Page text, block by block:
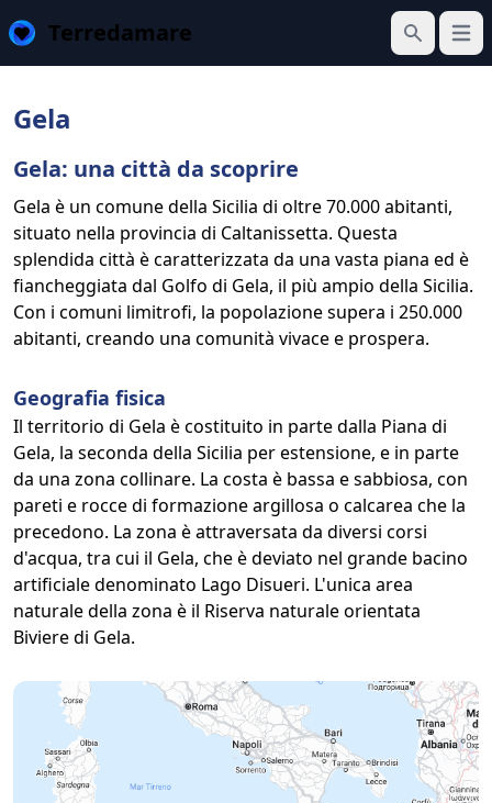
Terredamare
Cerca
Apri
Gela
Gela: una città da scoprire
Gela è un comune della Sicilia di oltre 70.000 abitanti,
situato nella provincia di Caltanissetta. Questa
splendida città è caratterizzata da una vasta piana ed è
fiancheggiata dal Golfo di Gela, il più ampio della Sicilia.
Con i comuni limitrofi, la popolazione supera i 250.000
abitanti, creando una comunità vivace e prospera.
Geografia fisica
Il territorio di Gela è costituito in parte dalla Piana di
Gela, la seconda della Sicilia per estensione, e in parte
da una zona collinare. La costa è bassa e sabbiosa, con
pareti e rocce di formazione argillosa o calcarea che la
precedono. La zona è attraversata da diversi corsi
d'acqua, tra cui il Gela, che è deviato nel grande bacino
artificiale denominato Lago Disueri. L'unica area
naturale della zona è il Riserva naturale orientata
Biviere di Gela.